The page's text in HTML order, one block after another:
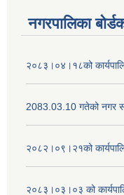
नगरपालिका
२०८३।०४।१८को
2083.03.10 गतेको नगर
२०८२।०९।२१को
२०८३।०३।०३ को